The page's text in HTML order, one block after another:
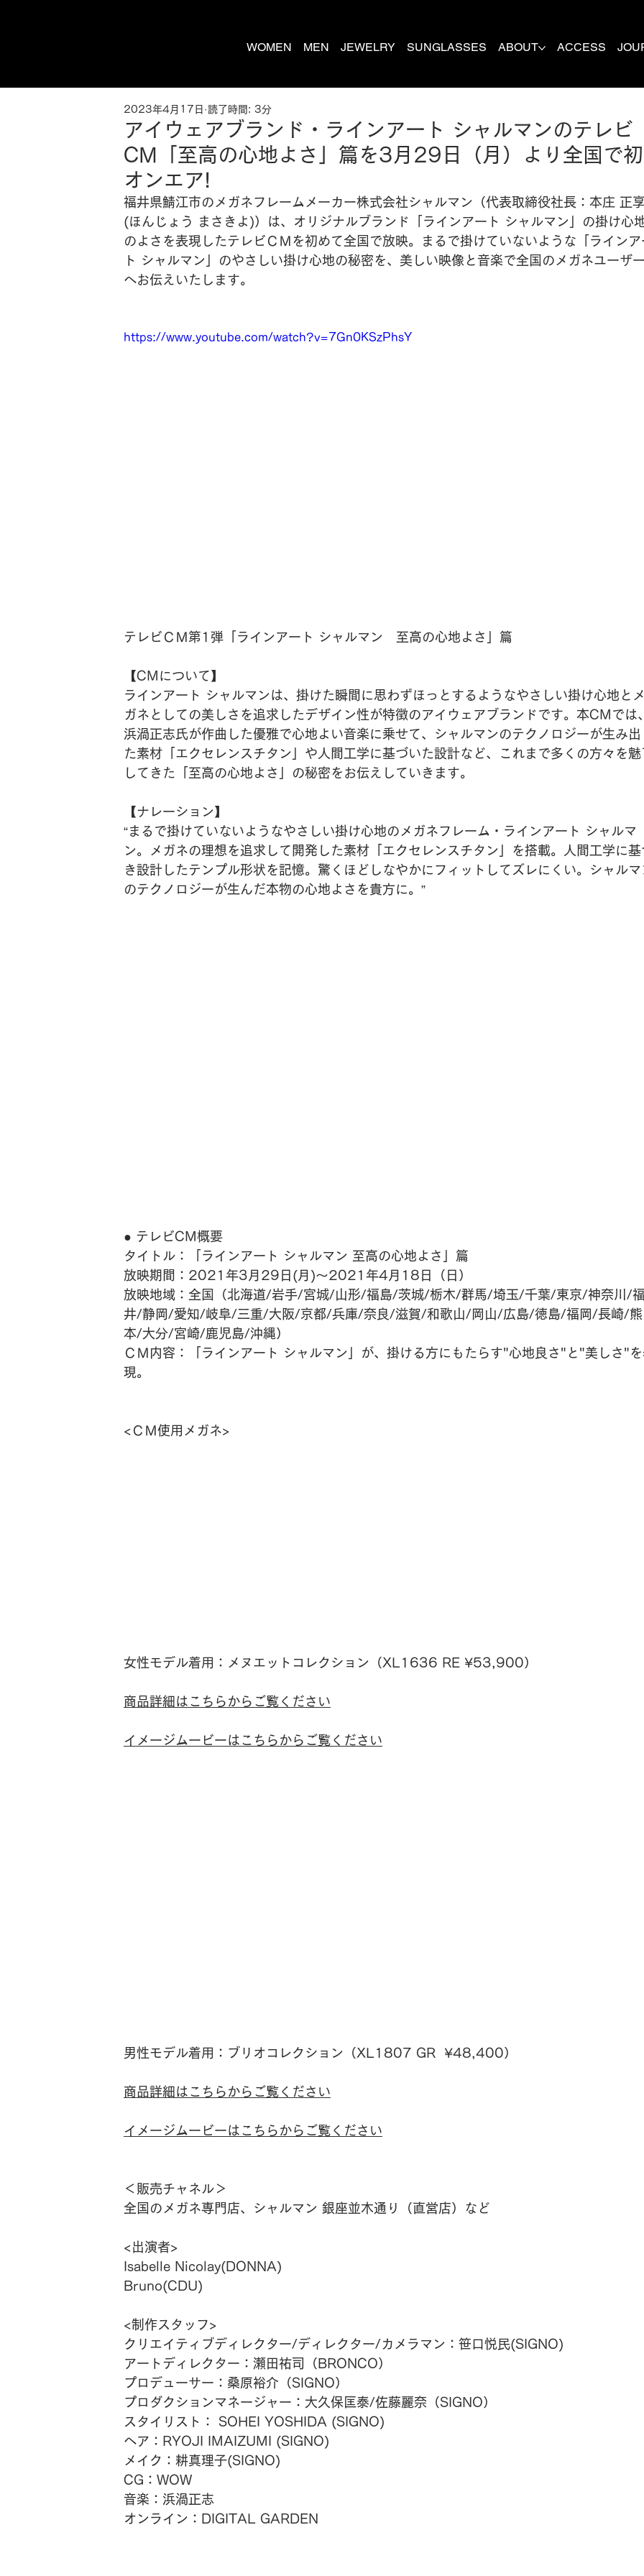
WOMEN MEN JEWELRY SUNGLASSES ABOUT ACCESS
アイウェアブランド・ラインアート シャルマンのテレビ
CM「至高の心地よさ」篇を3月29日（月）より全国で初
オンエア!
2023年4月17日 読了時間: 3分
福井県鯖江市のメガネフレームメーカー株式会社シャルマン（代表取締役社長：本庄 正
(ほんじょう まさきよ)）は、オリジナルブランド「ラインアート シャルマン」の掛け心
のよさを表現したテレビＣＭを初めて全国で放映。まるで掛けていないような「ラインア
ト シャルマン」のやさしい掛け心地の秘密を、美しい映像と音楽で全国のメガネユーザ
へお伝えいたします。
https://www.youtube.com/watch?v=7Gn0KSzPhsY
テレビＣＭ第1弾「ラインアート シャルマン　至高の心地よさ」篇
【CMについて】
ラインアート シャルマンは、掛けた瞬間に思わずほっとするようなやさしい掛け心地と
ガネとしての美しさを追求したデザイン性が特徴のアイウェアブランドです。本CMでは
浜渦正志氏が作曲した優雅で心地よい音楽に乗せて、シャルマンのテクノロジーが生み出
た素材「エクセレンスチタン」や人間工学に基づいた設計など、これまで多くの方々を魅
してきた「至高の心地よさ」の秘密をお伝えしていきます。
【ナレーション】
“まるで掛けていないようなやさしい掛け心地のメガネフレーム・ラインアート シャルマ
ン。メガネの理想を追求して開発した素材「エクセレンスチタン」を搭載。人間工学に基
き設計したテンプル形状を記憶。驚くほどしなやかにフィットしてズレにくい。シャルマ
のテクノロジーが生んだ本物の心地よさを貴方に。”
● テレビCM概要
タイトル：「ラインアート シャルマン 至高の心地よさ」篇
放映期間：2021年3月29日(月)～2021年4月18日（日）
放映地域：全国（北海道/岩手/宮城/山形/福島/茨城/栃木/群馬/埼玉/千葉/東京/神奈川/
井/静岡/愛知/岐阜/三重/大阪/京都/兵庫/奈良/滋賀/和歌山/岡山/広島/徳島/福岡/長崎/熊
本/大分/宮崎/鹿児島/沖縄）
ＣＭ内容：「ラインアート シャルマン」が、掛ける方にもたらす"心地良さ"と"美しさ"
現。
<ＣＭ使用メガネ>
女性モデル着用：メヌエットコレクション（XL1636 RE ¥53,900）
商品詳細はこちらからご覧ください
イメージムービーはこちらからご覧ください
男性モデル着用：ブリオコレクション（XL1807 GR  ¥48,400）
商品詳細はこちらからご覧ください
イメージムービーはこちらからご覧ください
＜販売チャネル＞
全国のメガネ専門店、シャルマン 銀座並木通り（直営店）など
<出演者>
Isabelle Nicolay(DONNA)
Bruno(CDU)
<制作スタッフ>
クリエイティブディレクター/ディレクター/カメラマン：笹口悦民(SIGNO)
アートディレクター：瀬田祐司（BRONCO）
プロデューサー：桑原裕介（SIGNO）
プロダクションマネージャー：大久保匡泰/佐藤麗奈（SIGNO）
スタイリスト： SOHEI YOSHIDA (SIGNO)
ヘア：RYOJI IMAIZUMI (SIGNO)
メイク：耕真理子(SIGNO)
CG：WOW
音楽：浜渦正志
オンライン：DIGITAL GARDEN